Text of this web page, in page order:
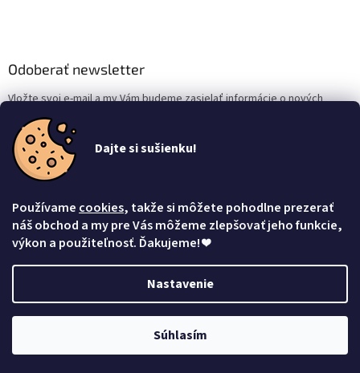
Dajte si sušienku!
Používame cookies, takže si môžete pohodlne prezerať
náš obchod a my pre Vás môžeme zlepšovať jeho funkcie,
výkon a použiteľnosť. Ďakujeme!❤
Nastavenie
Súhlasím
Odoberať newsletter
Vložte svoj e-mail a my Vám budeme zasielať informácie o nových
produktoch na našom e-shope.
Email
Vložením e-mailu súhlasíte s
Prihlásiť sa
Vytvoril Shoptet
Mačacia mama. Všetky práva vyhradené.